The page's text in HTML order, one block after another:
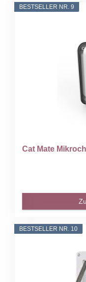
BESTSELLER NR. 9
Cat Mate
BESTSELLER NR. 10